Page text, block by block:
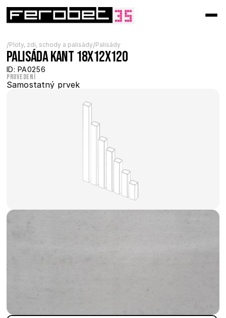
/Ploty, zdi, schody a palisády/Palisády
Palisáda Kant 18x12x120
ID: PA0256
Provedení
Samostatný prvek